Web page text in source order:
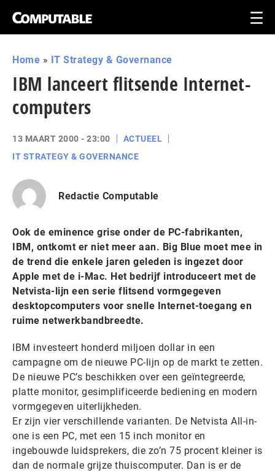
Home » IT Strategy & Governance
IBM lanceert flitsende Internet-
computers
13 MAART 2000 - 23:00
ACTUEEL
IT STRATEGY & GOVERNANCE
Redactie Computable
Ook de eminence grise onder de PC-fabrikanten,
IBM, ontkomt er niet meer aan. Big Blue moet mee in
de trend die enkele jaren geleden is ingezet door
Apple met de i-Mac. Het bedrijf introduceert met de
Netvista-lijn een serie flitsend vormgegeven
desktopcomputers voor snelle Internet-toegang en
ruime netwerkbandbreedte.
IBM investeert honderd miljoen dollar in een
campagne om de nieuwe PC-lijn op de markt te zetten.
De nieuwe PC’s beschikken over een geïntegreerde,
platte monitor, gesimplificeerde bediening en modern
vormgegeven uiterlijkheden.
Er zijn vier verschillende varianten. De Netvista All-in-
one is een PC, met een 15 inch monitor en
ingebouwde luidsprekers, die zo’n 75 procent kleiner is
dan de normale grijze thuiscomputer. Dan is er de